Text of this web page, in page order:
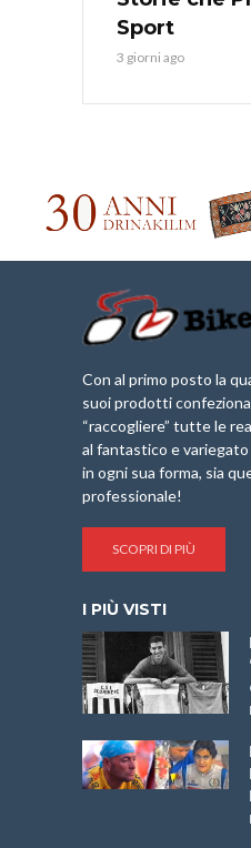
Sport
3 giorni ago
Con al primo posto la
suoi prodotti
“raccogliere” tutte le
al fantastico e
in ogni sua forma, sia
professionale!
SCOPRI DI PIÙ
I PIÙ VISTI